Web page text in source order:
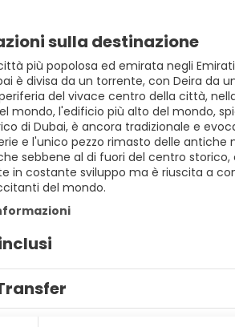
sulla destinazione
più popolosa ed emirata negli
è divisa da un torrente, con Deira da
del vivace centro della città,
mondo, l'edificio più alto del mondo,
di Dubai, è ancora tradizionale e
e l'unico pezzo rimasto delle
sebbene al di fuori del centro
in costante sviluppo ma è riuscita a
del mondo.